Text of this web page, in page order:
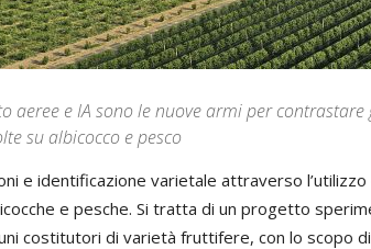
aeree e IA sono le nuove armi per
su albicocco e pesco
e identificazione varietale attraverso
e pesche. Si tratta di un progetto
costitutori di varietà fruttifere, con lo scopo